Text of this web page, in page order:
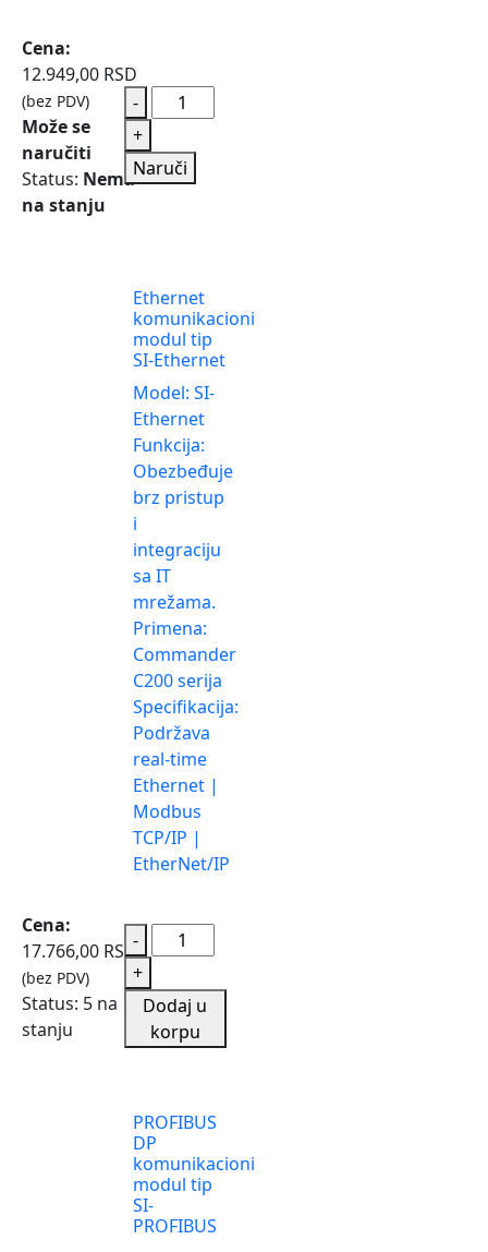
Status: Nema
na stanju
Može se
naručiti
Cena:
12.949,00 RSD
(bez PDV)
-
+
Naruči
Ethernet
komunikacioni
modul tip
SI-Ethernet
Model: SI-
Ethernet
Funkcija:
Obezbeđuje
brz pristup
i
integraciju
sa IT
mrežama.
Primena:
Commander
C200 serija
Specifikacija:
Podržava
real-time
Ethernet |
Modbus
TCP/IP |
EtherNet/IP
Status: 5 na
stanju
Cena:
17.766,00 RSD
(bez PDV)
-
+
Dodaj u
korpu
PROFIBUS
DP
komunikacioni
modul tip
SI-
PROFIBUS